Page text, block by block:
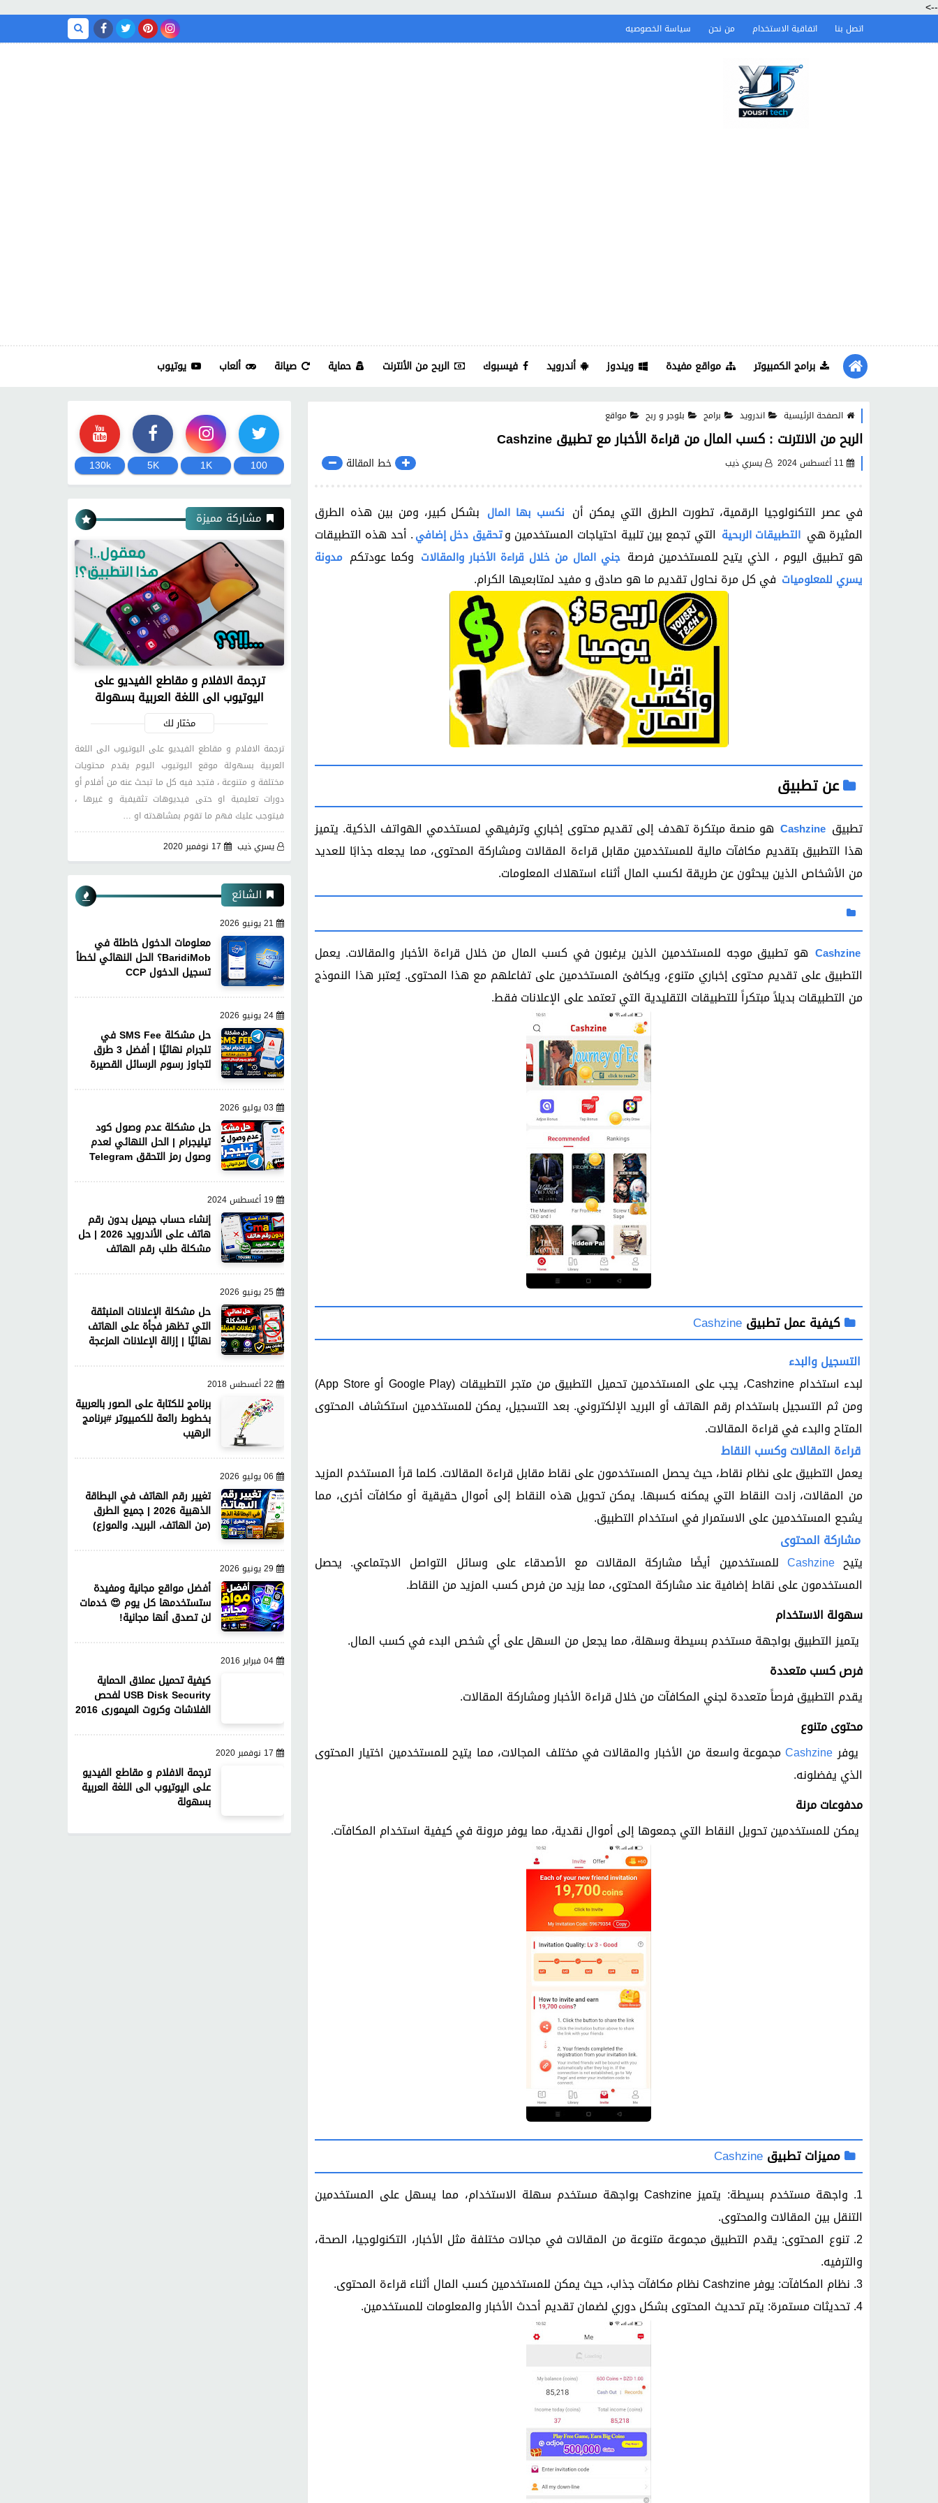
-->
اتصل بنا اتفاقية الاستخدام من نحن سياسة الخصوصيه
برامج الكمبيوتر مواقع مفيدة ويندوز أندرويد فيسبوك الربح من الأنترنت حماية صيانة ألعاب يوتيوب
الصفحة الرئيسية اندرويد برامج بلوجر و ربح مواقع
الربح من الانترنت : كسب المال من قراءة الأخبار مع تطبيق Cashzine
11 أغسطس 2024 يسري ذيب خط المقالة
في عصر التكنولوجيا الرقمية، تطورت الطرق التي يمكن أن نكسب بها المال بشكل كبير، ومن بين هذه الطرق
المثيرة هي التطبيقات الربحية التي تجمع بين تلبية احتياجات المستخدمين وتحقيق دخل إضافي. أحد هذه التطبيقات
هو تطبيق اليوم ، الذي يتيح للمستخدمين فرصة جني المال من خلال قراءة الأخبار والمقالات وكما عودتكم مدونة
يسري للمعلوميات في كل مرة نحاول تقديم ما هو صادق و مفيد لمتابعيها الكرام.
عن تطبيق
تطبيق Cashzine هو منصة مبتكرة تهدف إلى تقديم محتوى إخباري وترفيهي لمستخدمي الهواتف الذكية. يتميز
هذا التطبيق بتقديم مكافآت مالية للمستخدمين مقابل قراءة المقالات ومشاركة المحتوى، مما يجعله جذابًا للعديد
من الأشخاص الذين يبحثون عن طريقة لكسب المال أثناء استهلاك المعلومات.
Cashzine هو تطبيق موجه للمستخدمين الذين يرغبون في كسب المال من خلال قراءة الأخبار والمقالات. يعمل
التطبيق على تقديم محتوى إخباري متنوع، ويكافئ المستخدمين على تفاعلهم مع هذا المحتوى. يُعتبر هذا النموذج
من التطبيقات بديلاً مبتكراً للتطبيقات التقليدية التي تعتمد على الإعلانات فقط.
كيفية عمل تطبيق Cashzine
التسجيل والبدء
لبدء استخدام Cashzine، يجب على المستخدمين تحميل التطبيق من متجر التطبيقات (Google Play أو App Store)
ومن ثم التسجيل باستخدام رقم الهاتف أو البريد الإلكتروني. بعد التسجيل، يمكن للمستخدمين استكشاف المحتوى
المتاح والبدء في قراءة المقالات.
قراءة المقالات وكسب النقاط
يعمل التطبيق على نظام نقاط، حيث يحصل المستخدمون على نقاط مقابل قراءة المقالات. كلما قرأ المستخدم المزيد
من المقالات، زادت النقاط التي يمكنه كسبها. يمكن تحويل هذه النقاط إلى أموال حقيقية أو مكافآت أخرى، مما
يشجع المستخدمين على الاستمرار في استخدام التطبيق.
مشاركة المحتوى
يتيحCashzine للمستخدمين أيضًا مشاركة المقالات مع الأصدقاء على وسائل التواصل الاجتماعي. يحصل
المستخدمون على نقاط إضافية عند مشاركة المحتوى، مما يزيد من فرص كسب المزيد من النقاط.
سهولة الاستخدام
يتميز التطبيق بواجهة مستخدم بسيطة وسهلة، مما يجعل من السهل على أي شخص البدء في كسب المال.
فرص كسب متعددة
يقدم التطبيق فرصاً متعددة لجني المكافآت من خلال قراءة الأخبار ومشاركة المقالات.
محتوى متنوع
يوفرCashzine مجموعة واسعة من الأخبار والمقالات في مختلف المجالات، مما يتيح للمستخدمين اختيار المحتوى
الذي يفضلونه.
مدفوعات مرنة
يمكن للمستخدمين تحويل النقاط التي جمعوها إلى أموال نقدية، مما يوفر مرونة في كيفية استخدام المكافآت.
مميزات تطبيق Cashzine
1. واجهة مستخدم بسيطة: يتميز Cashzine بواجهة مستخدم سهلة الاستخدام، مما يسهل على المستخدمين
التنقل بين المقالات والمحتوى.
2. تنوع المحتوى: يقدم التطبيق مجموعة متنوعة من المقالات في مجالات مختلفة مثل الأخبار، التكنولوجيا، الصحة،
والترفيه.
3. نظام المكافآت: يوفر Cashzine نظام مكافآت جذاب، حيث يمكن للمستخدمين كسب المال أثناء قراءة المحتوى.
4. تحديثات مستمرة: يتم تحديث المحتوى بشكل دوري لضمان تقديم أحدث الأخبار والمعلومات للمستخدمين.
100
1K
5K
130k
مشاركة مميزة
ترجمة الافلام و مقاطع الفيديو على
اليوتيوب الى اللغة العربية بسهولة
مختار لك
ترجمة الافلام و مقاطع الفيديو على اليوتيوب الى اللغة
العربية بسهولة موقع اليوتيوب اليوم يقدم محتويات
مختلفة و متنوعة ، فتجد فيه كل ما تبحث عنه من أفلام أو
دورات تعليمية او حتى فيديوهات تثقيفية و غيرها ،
فيتوجب عليك فهم ما تقوم بمشاهدته او …
يسري ذيب
17 نوفمبر 2020
الشائع
21 يونيو 2026
معلومات الدخول خاطئة في
BaridiMob؟ الحل النهائي لخطأ
تسجيل الدخول CCP
24 يونيو 2026
حل مشكلة SMS Fee في
تلجرام نهائيًا | أفضل 3 طرق
لتجاوز رسوم الرسائل القصيرة
03 يوليو 2026
حل مشكلة عدم وصول كود
تيليجرام | الحل النهائي لعدم
وصول رمز التحقق Telegram
19 أغسطس 2024
إنشاء حساب جيميل بدون رقم
هاتف على الأندرويد 2026 | حل
مشكلة طلب رقم الهاتف
25 يونيو 2026
حل مشكلة الإعلانات المنبثقة
التي تظهر فجأة على الهاتف
نهائيًا | إزالة الإعلانات المزعجة
22 أغسطس 2018
برنامج للكتابة على الصور بالعربية
بخطوط رائعة للكمبيوتر #برنامج
الرهيب
06 يوليو 2026
تغيير رقم الهاتف في البطاقة
الذهبية 2026 | جميع الطرق
(من الهاتف، البريد، والموزع)
29 يونيو 2026
أفضل مواقع مجانية ومفيدة
ستستخدمها كل يوم 😍 خدمات
لن تصدق أنها مجانية!
04 فبراير 2016
كيفية تحميل عملاق الحماية
USB Disk Security لفحص
الفلاشات وكروت الميمورى 2016
17 نوفمبر 2020
ترجمة الافلام و مقاطع الفيديو
على اليوتيوب الى اللغة العربية
بسهولة